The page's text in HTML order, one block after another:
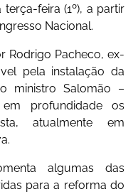
feira (1º), a partir
Nacional.
Rodrigo Pacheco, ex-
pela instalação da
ministro Salomão –
profundidade os
atualmente em
algumas das
para a reforma do